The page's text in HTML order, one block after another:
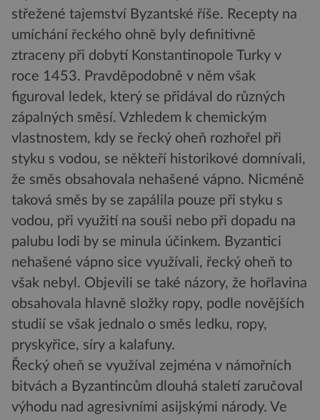
střežené tajemství Byzantské říše. Recepty na
umíchání řeckého ohně byly definitivně
ztraceny při dobytí Konstantinopole Turky v
roce 1453. Pravděpodobně v něm však
figuroval ledek, který se přidával do různých
zápalných směsí. Vzhledem k chemickým
vlastnostem, kdy se řecký oheň rozhořel při
styku s vodou, se někteří historikové domnívali,
že směs obsahovala nehašené vápno. Nicméně
taková směs by se zapálila pouze při styku s
vodou, při využití na souši nebo při dopadu na
palubu lodi by se minula účinkem. Byzantici
nehašené vápno sice využívali, řecký oheň to
však nebyl. Objevili se také názory, že hořlavina
obsahovala hlavně složky ropy, podle novějších
studií se však jednalo o směs ledku, ropy,
pryskyřice, síry a kalafuny.
Řecký oheň se využíval zejména v námořních
bitvách a Byzantincům dlouhá staletí zaručoval
výhodu nad agresivními asijskými národy. Ve